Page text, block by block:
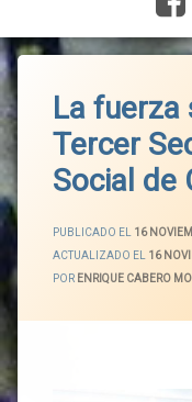
La fuerza
Tercer
Social de
PUBLICADO EL 16
ACTUALIZADO EL 16
POR ENRIQUE CABERO